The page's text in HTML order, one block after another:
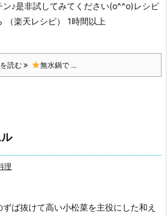
ン♪是非試してみてください(o^^o)レシピ
（楽天レシピ）
1時間以上
読む 無水鍋で ...
理
ずば抜けて高い小松菜を主役にした和え